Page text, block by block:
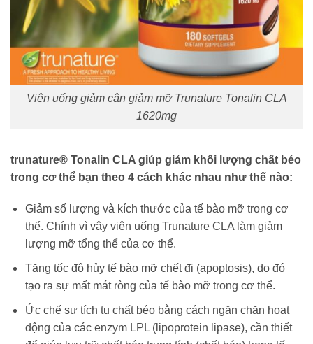
Viên uống giảm cân giảm mỡ Trunature Tonalin CLA
1620mg
trunature® Tonalin CLA giúp giảm khối lượng chất béo
trong cơ thể bạn theo 4 cách khác nhau như thế nào:
Giảm số lượng và kích thước của tế bào mỡ trong cơ
thể. Chính vì vậy viên uống Trunature CLA làm giảm
lượng mỡ tổng thể của cơ thể.
Tăng tốc độ hủy tế bào mỡ chết đi (apoptosis), do đó
tạo ra sự mất mát ròng của tế bào mỡ trong cơ thể.
Ức chế sự tích tụ chất béo bằng cách ngăn chặn hoạt
động của các enzym LPL (lipoprotein lipase), cần thiết